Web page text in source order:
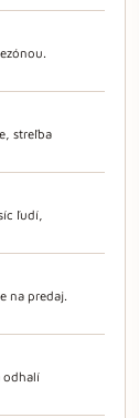
streľba
ľudí,
na predaj.
odhalí